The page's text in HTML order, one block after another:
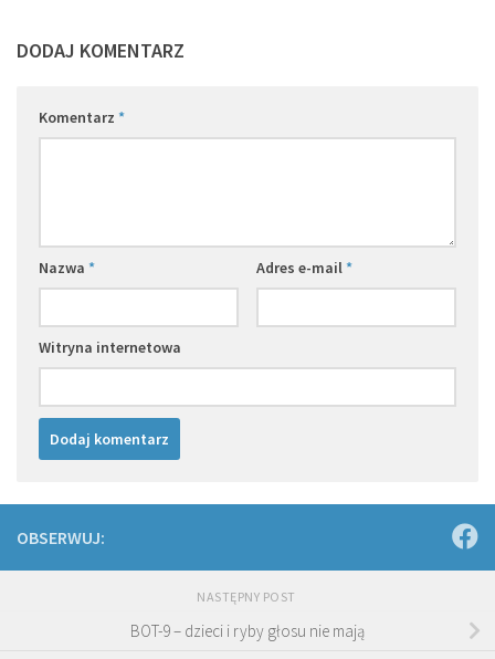
DODAJ KOMENTARZ
Komentarz *
Nazwa * Adres e-mail*
Witryna internetowa
OBSERWUJ:
NASTĘPNY POST
BOT-9 – dzieci i ryby głosu nie mają